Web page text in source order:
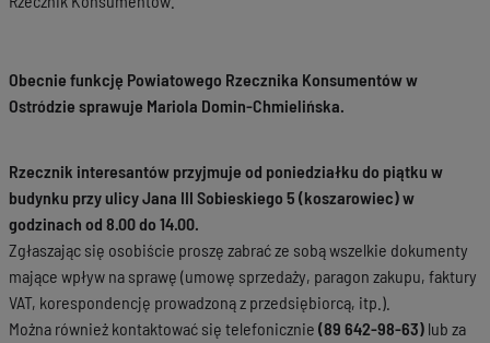
Obecnie funkcję Powiatowego Rzecznika Konsumentów w
Ostródzie sprawuje Mariola Domin-Chmielińska.
Rzecznik interesantów przyjmuje od poniedziałku do piątku w
budynku przy ulicy Jana III Sobieskiego 5 (koszarowiec) w
godzinach od 8.00 do 14.00.
Zgłaszając się osobiście proszę zabrać ze sobą wszelkie dokumenty
mające wpływ na sprawę (umowę sprzedaży, paragon zakupu, faktury
VAT, korespondencję prowadzoną z przedsiębiorcą, itp.).
Można również kontaktować się telefonicznie (89 642-98-63) lub za